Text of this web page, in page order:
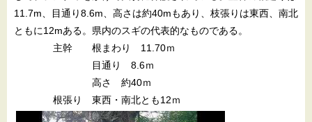
11.7m、目通り8.6m、高さは約40mもあり、枝張りは東西、南北
ともに12mある。県内のスギの代表的なものである。
主幹 根まわり 11.70ｍ
目通り 8.6ｍ
高さ 約40ｍ
根張り 東西・南北とも12ｍ